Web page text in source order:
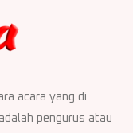
acara yang di
pengurus atau